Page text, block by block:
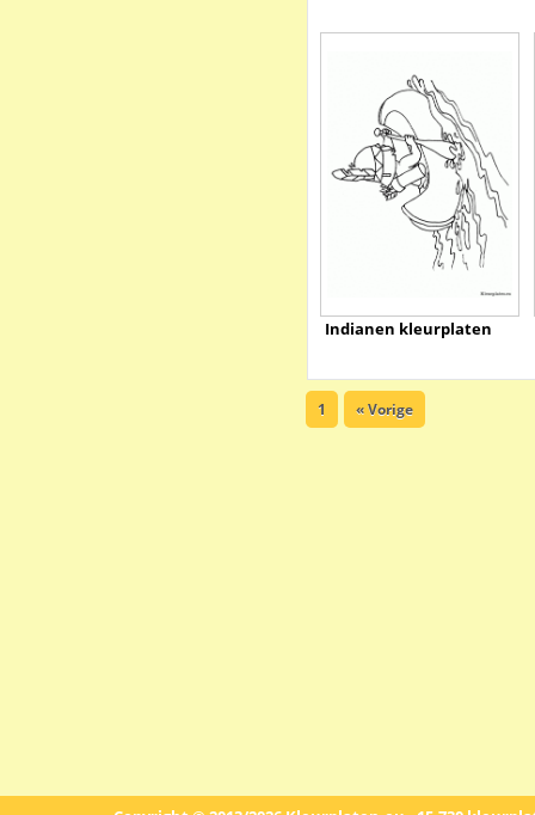
Indianen kleurplaten
1 « Vorige